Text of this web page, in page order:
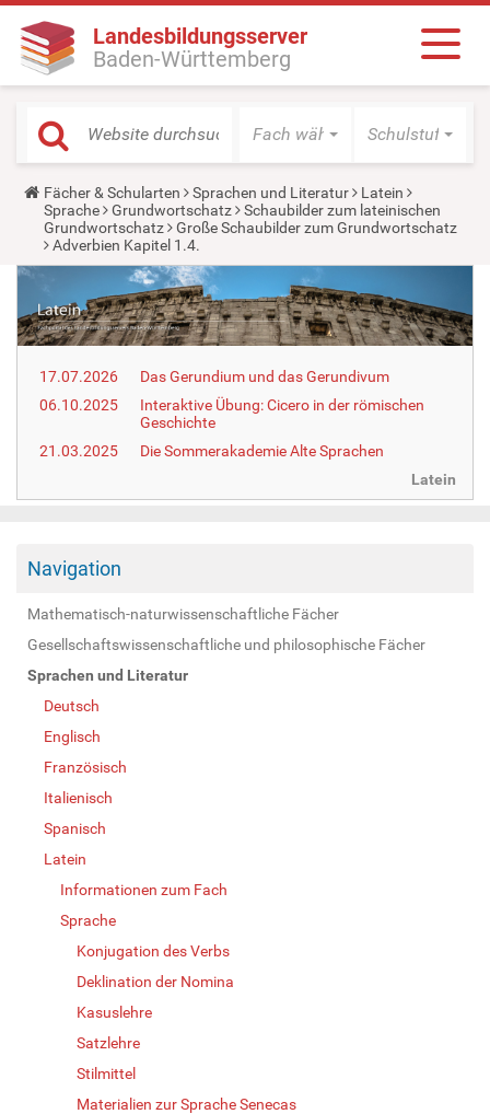
Landesbildungsserver
Baden-Württemberg
Fach wählen Schulstufe
Y
o
u
a
r
e
r
e
Fächer & Schularten Sprachen und Literatur
Latein
Sprache
Grundwortschatz
Schaubilder zum lateinischen
Grundwortschatz
Große Schaubilder zum Grundwortschatz
Adverbien Kapitel 1.4.
17.07.2026
Das Gerundium und das Gerundivum
06.10.2025
Interaktive Übung: Cicero in der römischen
Geschichte
21.03.2025
Die Sommerakademie Alte Sprachen
Latein
Navigation
Mathematisch-naturwissenschaftliche Fächer
Gesellschaftswissenschaftliche und philosophische Fächer
Sprachen und Literatur
Deutsch
Englisch
Französisch
Italienisch
Spanisch
Latein
Informationen zum Fach
Sprache
Konjugation des Verbs
Deklination der Nomina
Kasuslehre
Satzlehre
Stilmittel
Materialien zur Sprache Senecas